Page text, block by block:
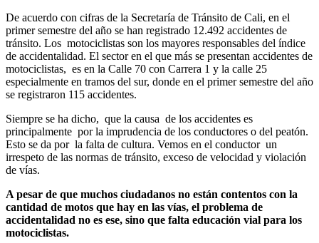
De acuerdo con cifras de la Secretaría de Tránsito de Cali, en el
primer semestre del año se han registrado 12.492 accidentes de
tránsito. Los motociclistas son los mayores responsables del índice
de accidentalidad. El sector en el que más se presentan accidentes de
motociclistas, es en la Calle 70 con Carrera 1 y la calle 25
especialmente en tramos del sur, donde en el primer semestre del año
se registraron 115 accidentes.
Siempre se ha dicho, que la causa de los accidentes es
principalmente por la imprudencia de los conductores o del peatón.
Esto se da por la falta de cultura. Vemos en el conductor un
irrespeto de las normas de tránsito, exceso de velocidad y violación
de vías.
A pesar de que muchos ciudadanos no están contentos con la
cantidad de motos que hay en las vías, el problema de
accidentalidad no es ese, sino que falta educación vial para los
motociclistas.